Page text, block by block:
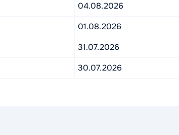
04.08.2026
01.08.2026
31.07.2026
30.07.2026